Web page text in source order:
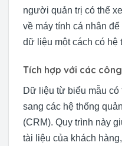
người quản trị có thể
về máy tính cá nhân
dữ liệu một cách có hệ
Tích hợp với các công
Dữ liệu từ biểu mẫu
sang các hệ thống
(CRM). Quy trình này
tài liệu của khách